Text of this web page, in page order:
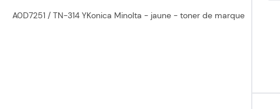
A0D7251 / TN-314 YKonica Minolta - jaune - toner de marque